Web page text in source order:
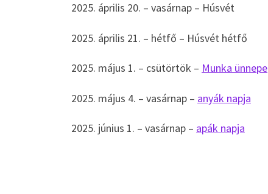
2025. április 20. – vasárnap – Húsvét
2025. április 21. – hétfő – Húsvét hétfő
2025. május 1. – csütörtök – Munka ünnepe
2025. május 4. – vasárnap – anyák napja
2025. június 1. – vasárnap – apák napja